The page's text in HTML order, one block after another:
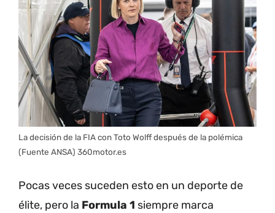
La decisión de la FIA con Toto Wolff después de la polémica
(Fuente ANSA) 360motor.es
Pocas veces suceden esto en un deporte de
élite, pero la Formula 1 siempre marca